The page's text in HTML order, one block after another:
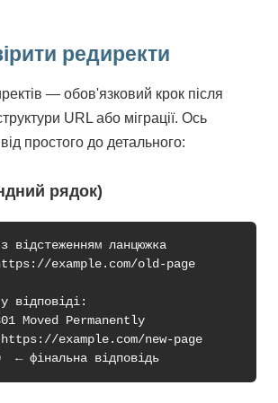
редиректи
— обов'язковий крок після
URL або міграції. Ось
простого до детального:
рядок)
відстеженням ланцюжка
example.com/old-page
відповіді:
Moved Permanently
example.com/new-page